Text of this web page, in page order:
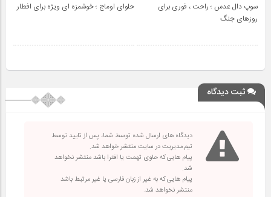
سوپ دال عدس ؛ راحت ، فوری برای
روزهای جنگ
حلوای اوماج ؛ خوشمزه ای ویژه برای افطار
ثبت دیدگاه
دیدگاه های ارسال شده توسط شما، پس از تایید توسط
تیم مدیریت در سایت منتشر خواهد شد.
پیام هایی که حاوی تهمت یا افترا باشد منتشر نخواهد
شد.
پیام هایی که به غیر از زبان فارسی یا غیر مرتبط باشد
منتشر نخواهد شد.